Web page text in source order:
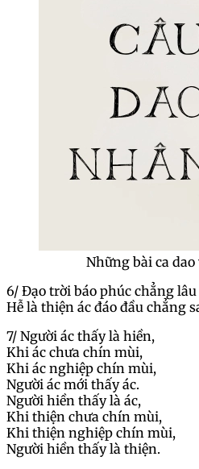
Những bài ca
6/ Đạo trời báo phúc chẳng lâu
Hễ là thiện ác đáo đầu chẳng
7/ Người ác thấy là hiền,
Khi ác chưa chín mùi,
Khi ác nghiệp chín mùi,
Người ác mới thấy ác.
Người hiền thấy là ác,
Khi thiện chưa chín mùi,
Khi thiện nghiệp chín mùi,
Người hiền thấy là thiện.